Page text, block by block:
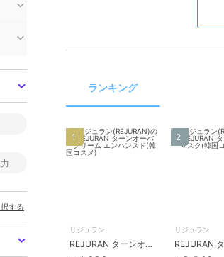
する
ランキング
リジュラン
REJURAN ターンオーバークリーム エンハンスド(韓国コスメ)
1
リジュラン
2